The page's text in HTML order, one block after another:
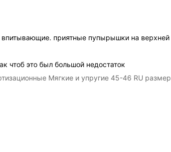
приятные пупырышки на верхней
чтоб это был большой недостаток
Мягкие и упругие 45-46 RU размер